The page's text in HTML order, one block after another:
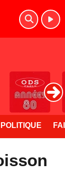
POLITIQUE